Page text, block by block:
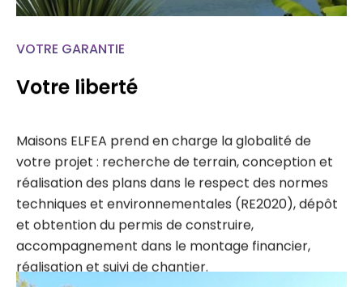
VOTRE GARANTIE
Votre liberté
votre projet : recherche de terrain, conception et
réalisation des plans dans le respect des normes
techniques et environnementales (RE2020), dépôt
et obtention du permis de construire,
accompagnement dans le montage financier,
réalisation et suivi de chantier.